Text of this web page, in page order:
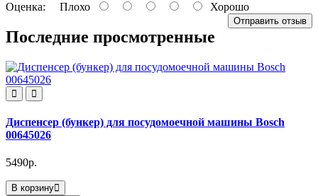
Оценка: Плохо Хорошо
Отправить отзыв
Последние просмотренные
Диспенсер (бункер) для посудомоечной машины Bosch
00645026
5490р.
В корзину